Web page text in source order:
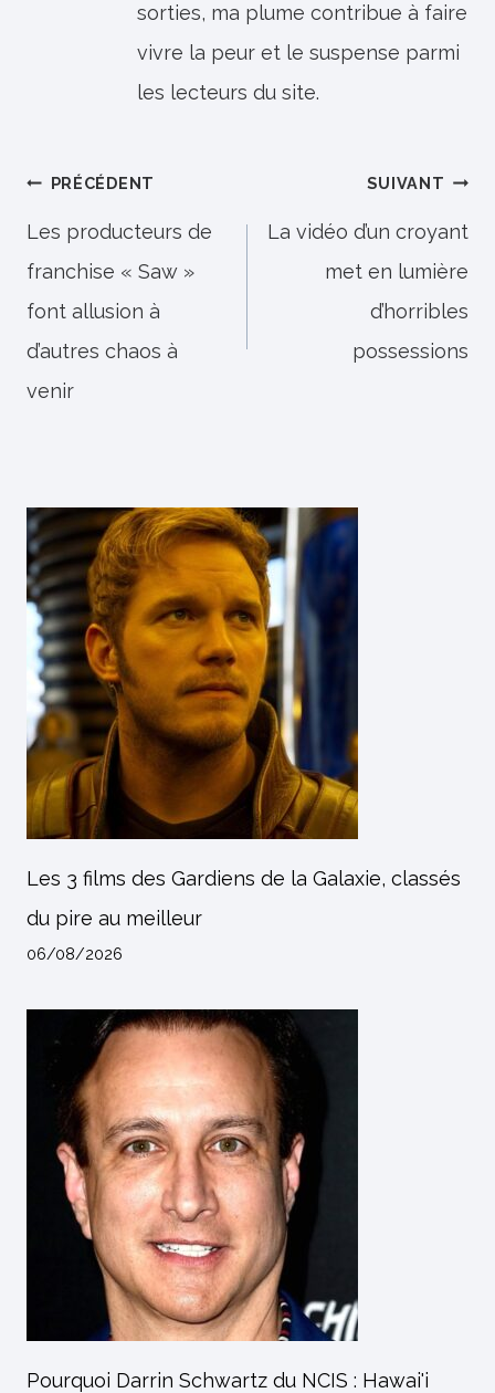
sorties, ma plume contribue à faire
vivre la peur et le suspense parmi
les lecteurs du site.
Navigation
de
l’article
PRÉCÉDENT
Les producteurs de
franchise « Saw »
font allusion à
d’autres chaos à
venir
SUIVANT
La vidéo d’un croyant
met en lumière
d’horribles
possessions
Les 3 films des Gardiens de la Galaxie, classés
du pire au meilleur
06/08/2026
Pourquoi Darrin Schwartz du NCIS : Hawai'i